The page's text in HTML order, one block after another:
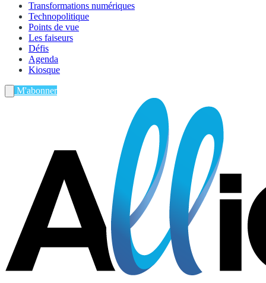
Transformations numériques
Technopolitique
Points de vue
Les faiseurs
Défis
Agenda
Kiosque
M'abonner